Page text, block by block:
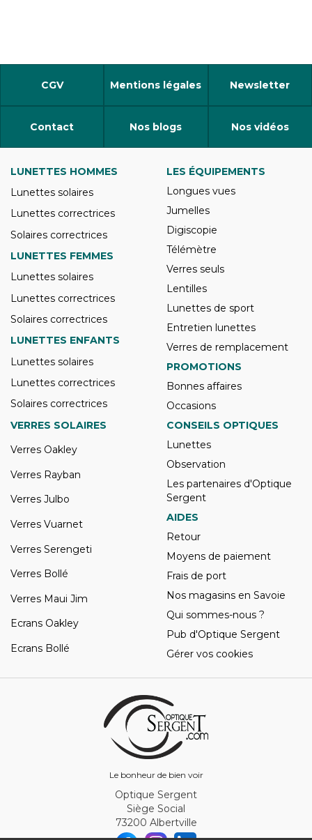
CGV Mentions légales Newsletter
Contact Nos blogs Nos vidéos
Le bonheur de bien voir
LUNETTES HOMMES
Lunettes solaires
Lunettes correctrices
Solaires correctrices
LUNETTES FEMMES
Lunettes solaires
Lunettes correctrices
Solaires correctrices
LUNETTES ENFANTS
Lunettes solaires
Lunettes correctrices
Solaires correctrices
LES ÉQUIPEMENTS
Longues vues
Jumelles
Digiscopie
Télémètre
Verres seuls
Lentilles
Lunettes de sport
Entretien lunettes
Verres de remplacement
PROMOTIONS
Bonnes affaires
Occasions
VERRES SOLAIRES
Verres Oakley
Verres Rayban
Verres Julbo
Verres Vuarnet
Verres Serengeti
Verres Bollé
Verres Maui Jim
Ecrans Oakley
Ecrans Bollé
CONSEILS OPTIQUES
Lunettes
Observation
Les partenaires d'Optique
Sergent
AIDES
Retour
Moyens de paiement
Frais de port
Nos magasins en Savoie
Qui sommes-nous ?
Pub d'Optique Sergent
Gérer vos cookies
Optique Sergent
Siège Social
73200 Albertville